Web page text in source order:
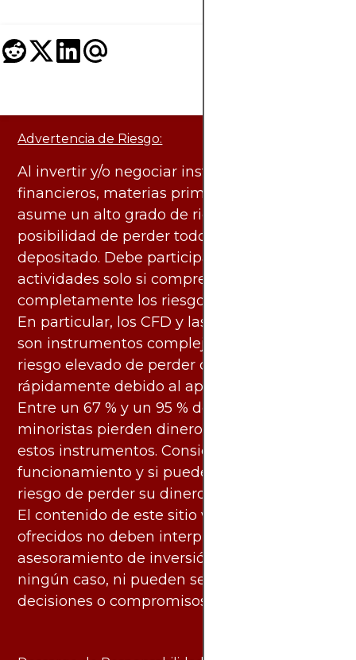
Advertencia de Riesgo:
Al invertir y/o negociar instrumentos
financieros, materias primas y otros activos,
asume un alto grado de riesgo. Existe la
posibilidad de perder todo el capital
depositado. Debe participar en estas
actividades solo si comprende
completamente los riesgos asociados.
En particular, los CFD y las criptomonedas
son instrumentos complejos y conllevan un
riesgo elevado de perder dinero
rápidamente debido al apalancamiento.
Entre un 67 % y un 95 % de los inversores
minoristas pierden dinero al negociar con
estos instrumentos. Considere si entiende su
funcionamiento y si puede asumir el alto
riesgo de perder su dinero.
El contenido de este sitio web y los servicios
ofrecidos no deben interpretarse como
asesoramiento de inversión ni financiero en
ningún caso, ni pueden servir de base para
decisiones o compromisos de ningún tipo.